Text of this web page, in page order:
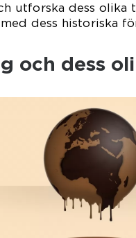
utforska dess olika
dess historiska
och dess